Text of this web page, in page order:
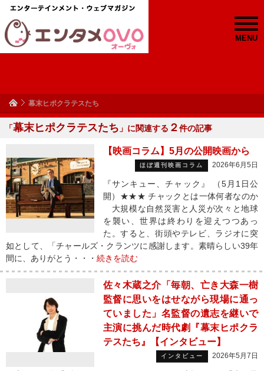
MENU
幕末ヒポクラテスたち
「幕末ヒポクラテスたち 」に関連する ２件の記事
【映画コラム】5月の公開映画から
ほぼ週刊映画コラム 2026年6月5日
『サンキュー、チャック』 （5月1日公
開）★★★ チャックとは一体何者なのか
大規模な自然災害と人災が次々と地球
を襲い、世界は終わりを迎えつつあっ
た。すると、街頭やテレビ、ラジオに突
如として、「チャールズ・クランツに感謝します。素晴らしい39年
間に、ありがとう・・・ 続きを読む
佐々木蔵之介「毎朝、亡き大森一樹
監督に思いをはせながら現場に通っ
ていました」名監督の遺志を継いで
主演に挑んだ時代劇『幕末ヒポクラ
テスたち』【インタビュー】
インタビュー 2026年5月7日